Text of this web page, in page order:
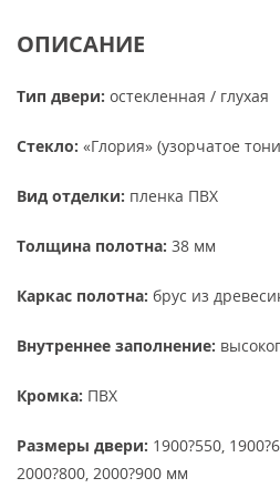
ОПИСАНИЕ
Тип двери: остекленная / глухая
Стекло: «Глория» (узорчатое
Вид отделки: пленка ПВХ
Толщина полотна: 38 мм
Каркас полотна: брус из
Внутреннее заполнение:
Кромка: ПВХ
Размеры двери: 1900?550,
2000?800, 2000?900 мм